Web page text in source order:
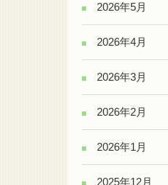
2026年5月
2026年4月
2026年3月
2026年2月
2026年1月
2025年12月